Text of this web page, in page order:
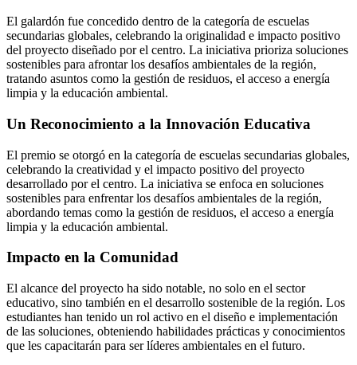
El galardón fue concedido dentro de la categoría de escuelas
secundarias globales, celebrando la originalidad e impacto positivo
del proyecto diseñado por el centro. La iniciativa prioriza soluciones
sostenibles para afrontar los desafíos ambientales de la región,
tratando asuntos como la gestión de residuos, el acceso a energía
limpia y la educación ambiental.
Un Reconocimiento a la Innovación Educativa
El premio se otorgó en la categoría de escuelas secundarias globales,
celebrando la creatividad y el impacto positivo del proyecto
desarrollado por el centro. La iniciativa se enfoca en soluciones
sostenibles para enfrentar los desafíos ambientales de la región,
abordando temas como la gestión de residuos, el acceso a energía
limpia y la educación ambiental.
Impacto en la Comunidad
El alcance del proyecto ha sido notable, no solo en el sector
educativo, sino también en el desarrollo sostenible de la región. Los
estudiantes han tenido un rol activo en el diseño e implementación
de las soluciones, obteniendo habilidades prácticas y conocimientos
que les capacitarán para ser líderes ambientales en el futuro.